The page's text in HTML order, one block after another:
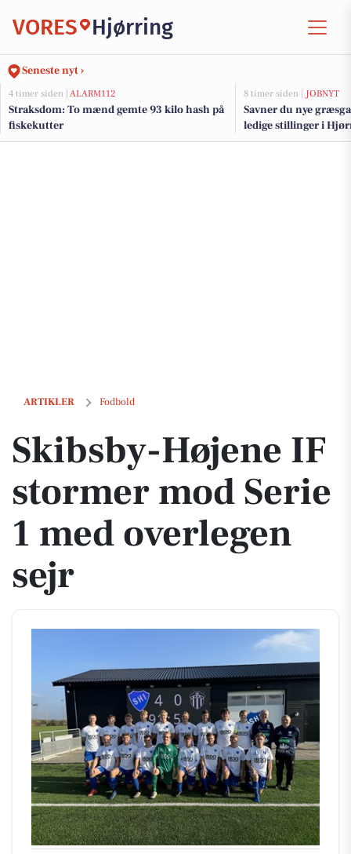
VORES Hjørring
Seneste nyt ›
4 timer siden | ALARM112
Straksdom: To mænd gemte 93 kilo hash på
fiskekutter
8 timer siden | JOBNYT
Savner du nye
ledige stillinger i
ARTIKLER Fodbold
Skibsby-Højene IF stormer mod Serie 1 med overlegen sejr
Skibsby-Højene IF
stormer mod Serie
1 med overlegen
sejr